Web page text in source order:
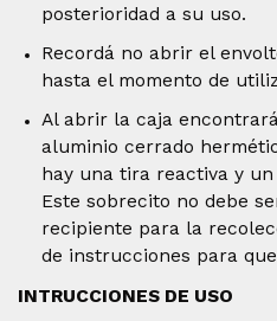
posterioridad a su uso.
Recordá no abrir el
hasta el momento de
Al abrir la caja
aluminio cerrado
hay una tira reactiva y
Este sobrecito no debe
recipiente para la
de instrucciones para
INTRUCCIONES DE USO